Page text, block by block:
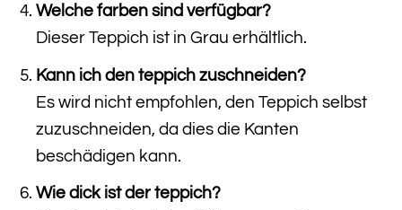
Welche farben sind verfügbar?
Dieser Teppich ist in Grau erhältlich.
Kann ich den teppich zuschneiden?
Es wird nicht empfohlen, den Teppich selbst
zuzuschneiden, da dies die Kanten
beschädigen kann.
Wie dick ist der teppich?